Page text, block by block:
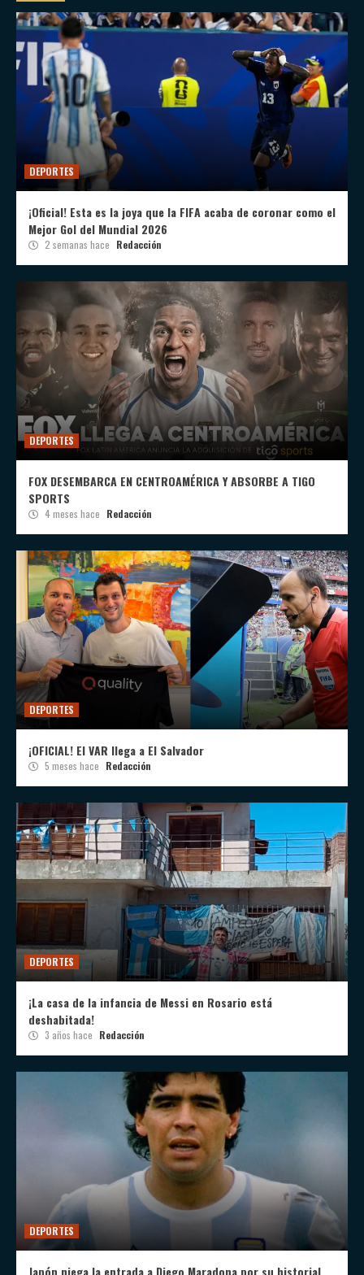
DEPORTES
¡Oficial! Esta es la joya que la FIFA acaba de coronar como el
Mejor Gol del Mundial 2026
2 semanas hace Redacción
DEPORTES
FOX DESEMBARCA EN CENTROAMÉRICA Y ABSORBE A TIGO
SPORTS
4 meses hace Redacción
DEPORTES
¡OFICIAL! El VAR llega a El Salvador
5 meses hace Redacción
DEPORTES
¡La casa de la infancia de Messi en Rosario está
deshabitada!
3 años hace Redacción
DEPORTES